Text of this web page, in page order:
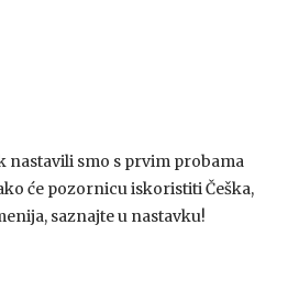
nastavili smo s prvim probama
će pozornicu iskoristiti Češka,
saznajte u nastavku!